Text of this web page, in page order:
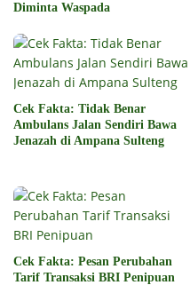
Diminta Waspada
Cek Fakta: Tidak Benar
Ambulans Jalan Sendiri Bawa
Jenazah di Ampana Sulteng
Cek Fakta: Pesan Perubahan
Tarif Transaksi BRI Penipuan